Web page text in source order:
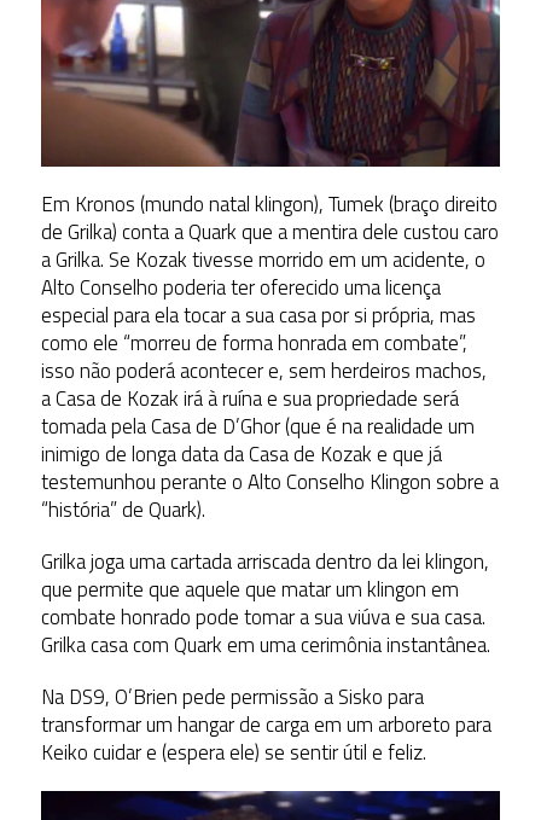
Em Kronos (mundo natal klingon), Tumek (braço direito
de Grilka) conta a Quark que a mentira dele custou caro
a Grilka. Se Kozak tivesse morrido em um acidente, o
Alto Conselho poderia ter oferecido uma licença
especial para ela tocar a sua casa por si própria, mas
como ele “morreu de forma honrada em combate”,
isso não poderá acontecer e, sem herdeiros machos,
a Casa de Kozak irá à ruína e sua propriedade será
tomada pela Casa de D’Ghor (que é na realidade um
inimigo de longa data da Casa de Kozak e que já
testemunhou perante o Alto Conselho Klingon sobre a
“história” de Quark).
Grilka joga uma cartada arriscada dentro da lei klingon,
que permite que aquele que matar um klingon em
combate honrado pode tomar a sua viúva e sua casa.
Grilka casa com Quark em uma cerimônia instantânea.
Na DS9, O’Brien pede permissão a Sisko para
transformar um hangar de carga em um arboreto para
Keiko cuidar e (espera ele) se sentir útil e feliz.